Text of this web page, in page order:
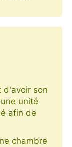
d'avoir son
unité
afin de
chambre